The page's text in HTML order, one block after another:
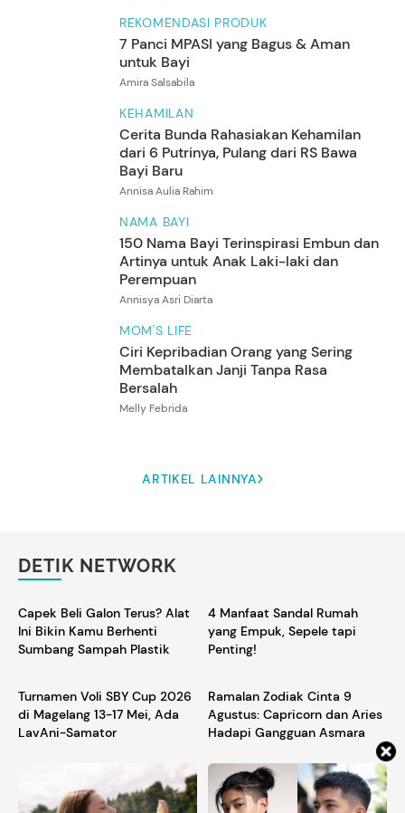
REKOMENDASI PRODUK
7 Panci MPASI yang Bagus & Aman
untuk Bayi
Amira Salsabila
KEHAMILAN
Cerita Bunda Rahasiakan Kehamilan
dari 6 Putrinya, Pulang dari RS Bawa
Bayi Baru
Annisa Aulia Rahim
NAMA BAYI
150 Nama Bayi Terinspirasi Embun dan
Artinya untuk Anak Laki-laki dan
Perempuan
Annisya Asri Diarta
MOM'S LIFE
Ciri Kepribadian Orang yang Sering
Membatalkan Janji Tanpa Rasa
Bersalah
Melly Febrida
ARTIKEL LAINNYA
DETIK NETWORK
Capek Beli Galon Terus? Alat
Ini Bikin Kamu Berhenti
Sumbang Sampah Plastik
4 Manfaat Sandal Rumah
yang Empuk, Sepele tapi
Penting!
Turnamen Voli SBY Cup 2026
di Magelang 13-17 Mei, Ada
LavAni-Samator
Ramalan Zodiak Cinta 9
Agustus: Capricorn dan Aries
Hadapi Gangguan Asmara